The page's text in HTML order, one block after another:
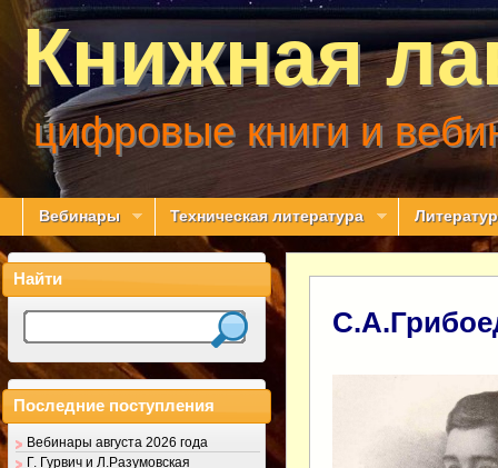
Книжная
цифровые книги и
Вебинары Техническая литература
Найти
Последние поступления
Вебинары августа 2026 года
Г. Гурвич и Л.Разумовская